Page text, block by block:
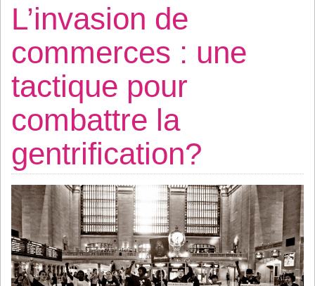
L’invasion de
commerces : une
tactique pour
combattre la
gentrification?